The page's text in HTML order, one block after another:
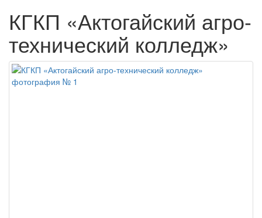
КГКП «Актогайский агро-
технический колледж»